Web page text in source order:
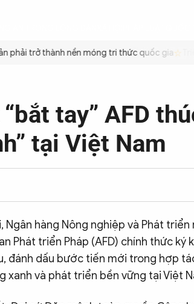
phải trở thành nền móng tri thức quốc gia
tay” AFD
tại Việt Nam
Ngân hàng Nông nghiệp và Phát
Phát triển Pháp (AFD) chính thức ký
đánh dấu bước tiến mới trong hợp
xanh và phát triển bền vững tại Việt